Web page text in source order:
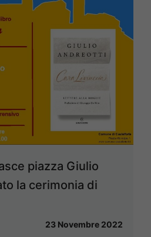
piazza Giulio
la cerimonia di
23 Novembre 2022